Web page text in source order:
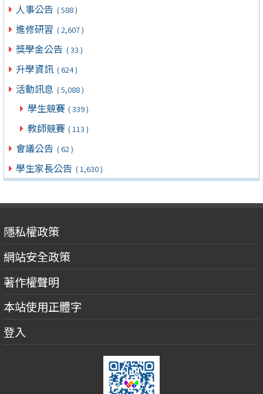
人事公告 ( 588 )
進修研習 ( 2,607 )
獎學金公告 ( 33 )
升學資訊 ( 624 )
活動訊息 ( 5,088 )
學生競賽 ( 339 )
教師競賽 ( 113 )
會議公告 ( 62 )
學生家長公告 ( 1,630 )
隱私權政策
網站安全政策
著作權聲明
本站使用正體字
登入